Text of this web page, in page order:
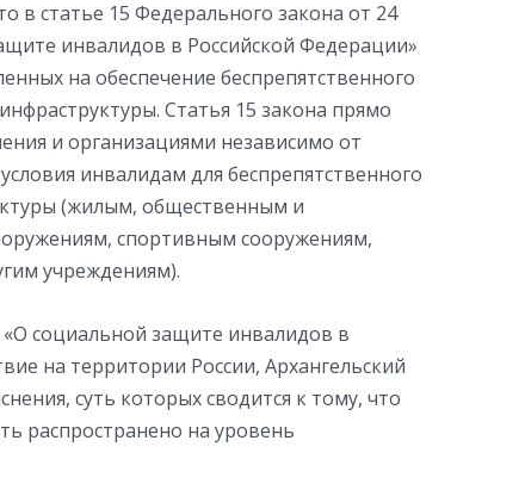
в статье 15 Федерального закона от 24
инвалидов в Российской Федерации»
на обеспечение беспрепятственного
Статья 15 закона прямо
и организациями независимо oт
инвалидам для беспрепятственного
(жилым, общественным и
спортивным сооружениям,
учреждениям).
социальной защите инвалидов в
на территории России, Архангельский
суть которых сводится к тому, что
распространено на уровень